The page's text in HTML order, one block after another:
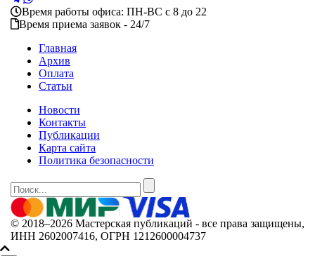
Время работы офиса: ПН-ВС с 8 до 22
Время приема заявок - 24/7
Главная
Архив
Оплата
Статьи
Новости
Контакты
Публикации
Карта сайта
Политика безопасности
© 2018–2026 Мастерская публикаций - все права защищены,
ИНН 2602007416, ОГРН 1212600004737